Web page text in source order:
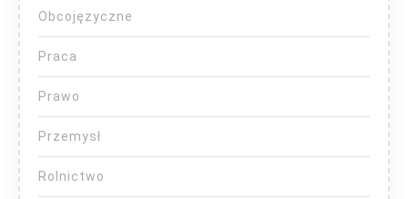
Obcojęzyczne
Praca
Prawo
Przemysł
Rolnictwo